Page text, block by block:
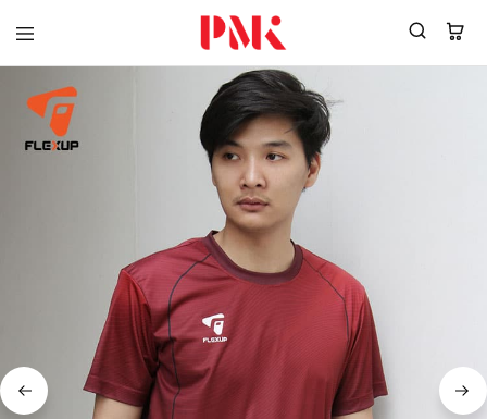
PMK
Polomaker
ยูนิฟอร์ม
พร้อม
โลโก้
ผู้
ยูนิฟอร์ม
มาตรฐาน
ISO9001
อุตสาหกรรม
สี
เขียว
ระดับ
ที่2